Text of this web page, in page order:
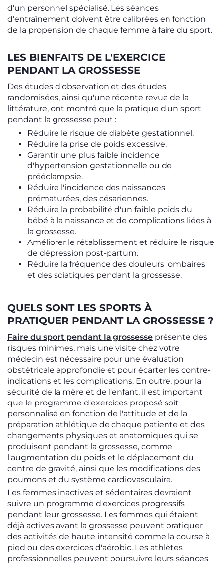
d'un personnel spécialisé. Les séances
d'entraînement doivent être calibrées en fonction
de la propension de chaque femme à faire du sport.
LES BIENFAITS DE L'EXERCICE
PENDANT LA GROSSESSE
Des études d'observation et des études
randomisées, ainsi qu'une récente revue de la
littérature, ont montré que la pratique d'un sport
pendant la grossesse peut :
Réduire le risque de diabète gestationnel.
Réduire la prise de poids excessive.
Garantir une plus faible incidence
d'hypertension gestationnelle ou de
prééclampsie.
Réduire l'incidence des naissances
prématurées, des césariennes.
Réduire la probabilité d'un faible poids du
bébé à la naissance et de complications liées à
la grossesse.
Améliorer le rétablissement et réduire le risque
de dépression post-partum.
Réduire la fréquence des douleurs lombaires
et des sciatiques pendant la grossesse.
QUELS SONT LES SPORTS À
PRATIQUER PENDANT LA GROSSESSE ?
Faire du sport pendant la grossesse présente des
risques minimes, mais une visite chez votre
médecin est nécessaire pour une évaluation
obstétricale approfondie et pour écarter les contre-
indications et les complications. En outre, pour la
sécurité de la mère et de l'enfant, il est important
que le programme d'exercices proposé soit
personnalisé en fonction de l'attitude et de la
préparation athlétique de chaque patiente et des
changements physiques et anatomiques qui se
produisent pendant la grossesse, comme
l'augmentation du poids et le déplacement du
centre de gravité, ainsi que les modifications des
poumons et du système cardiovasculaire.
Les femmes inactives et sédentaires devraient
suivre un programme d'exercices progressifs
pendant leur grossesse. Les femmes qui étaient
déjà actives avant la grossesse peuvent pratiquer
des activités de haute intensité comme la course à
pied ou des exercices d'aérobic. Les athlètes
professionnelles peuvent poursuivre leurs séances